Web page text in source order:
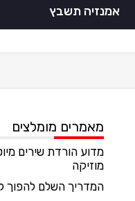
אמנזיה תשבץ
מאמרים מומלצים
מדוע הורדת שירים
מוזיקה
המדריך השלם להפוך